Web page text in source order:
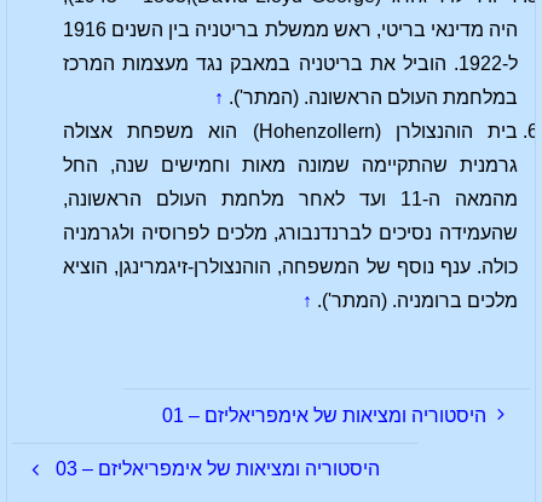
היה מדינאי בריטי, ראש ממשלת בריטניה בין השנים 1916
ל-1922. הוביל את בריטניה במאבק נגד מעצמות המרכז
במלחמת העולם הראשונה. (המתר'). ↑
בית הוהנצולרן (Hohenzollern) הוא משפחת אצולה
גרמנית שהתקיימה שמונה מאות וחמישים שנה, החל
מהמאה ה-11 ועד לאחר מלחמת העולם הראשונה,
שהעמידה נסיכים לברנדנבורג, מלכים לפרוסיה ולגרמניה
כולה. ענף נוסף של המשפחה, הוהנצולרן-זיגמרינגן, הוציא
מלכים ברומניה. (המתר'). ↑
היסטוריה ומציאות של אימפריאליזם – 01
היסטוריה ומציאות של אימפריאליזם – 03